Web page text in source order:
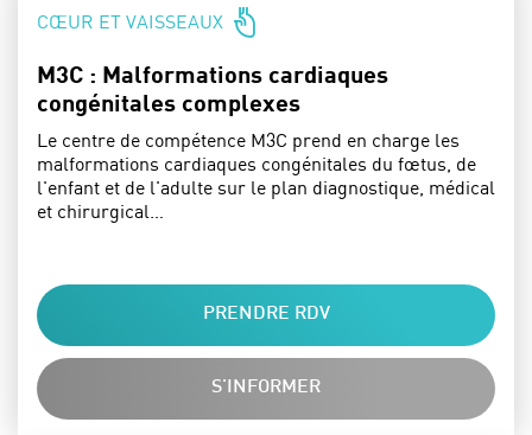
SPÉCIALITÉS :
CŒUR ET VAISSEAUX
M3C : Malformations cardiaques
congénitales complexes
Le centre de compétence M3C prend en charge les
malformations cardiaques congénitales du fœtus, de
l'enfant et de l'adulte sur le plan diagnostique, médical
et chirurgical…
PRENDRE RDV
S'INFORMER